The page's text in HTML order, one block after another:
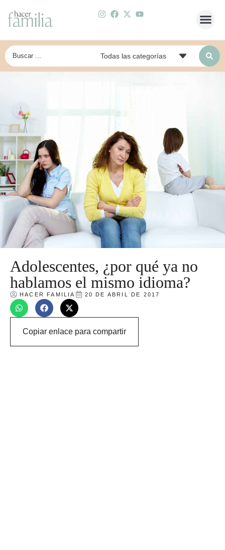
Adolescentes, ¿por qué ya no
hablamos el mismo idioma?
HACER FAMILIA 20 DE ABRIL DE 2017
Copiar enlace para compartir